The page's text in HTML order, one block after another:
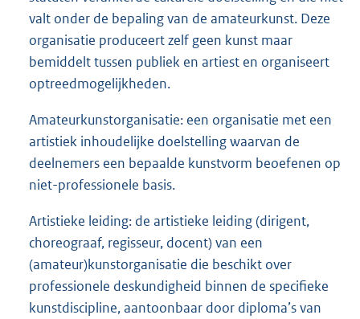
valt onder de bepaling van de amateurkunst. Deze
organisatie produceert zelf geen kunst maar
bemiddelt tussen publiek en artiest en organiseert
optreedmogelijkheden.
Amateurkunstorganisatie: een organisatie met een
artistiek inhoudelijke doelstelling waarvan de
deelnemers een bepaalde kunstvorm beoefenen op
niet-professionele basis.
Artistieke leiding: de artistieke leiding (dirigent,
choreograaf, regisseur, docent) van een
(amateur)kunstorganisatie die beschikt over
professionele deskundigheid binnen de specifieke
kunstdiscipline, aantoonbaar door diploma’s van